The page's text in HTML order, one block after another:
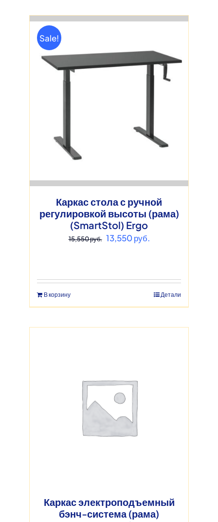
Sale!
Каркас стола с ручной
регулировкой высоты (рама)
(SmartStol) Ergo
15,550руб. Первоначальная
15,550 руб..
13,550руб.Текущая
В корзину Детали
Каркас электроподъемный
бэнч-система (рама)